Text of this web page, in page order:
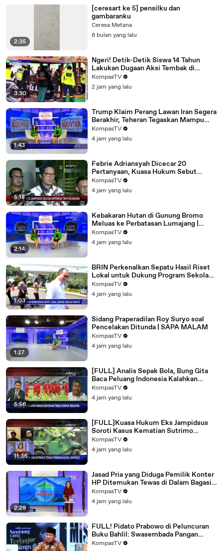
2:35
[ceresart ke 5] pensilku dan
gambaranku
Ceresa Metana
6 bulan yang lalu
3:30
Ngeri! Detik-Detik Siswa 14 Tahun
Lakukan Dugaan Aksi Tembak di
Sekolah, Siswa Berlarian
KompasTV
2 jam yang lalu
1:43
Trump Klaim Perang Lawan Iran Segera
Berakhir, Teheran Tegaskan Mampu
Hadapi Tekanan AS!
KompasTV
4 jam yang lalu
5:18
Febrie Adriansyah Dicecar 20
Pertanyaan, Kuasa Hukum Sebut
Pemeriksaan Fokus pada Kasus TPPU
KompasTV
4 jam yang lalu
2:14
Kebakaran Hutan di Gunung Bromo
Meluas ke Perbatasan Lumajang |
SAPA MALAM
KompasTV
4 jam yang lalu
1:03
BRIN Perkenalkan Sepatu Hasil Riset
Lokal untuk Dukung Program Sekolah
Rakyat | SAPA MALAM
KompasTV
4 jam yang lalu
1:27
Sidang Praperadilan Roy Suryo soal
Pencelakan Ditunda | SAPA MALAM
KompasTV
4 jam yang lalu
5:56
[FULL] Analis Sepak Bola, Bung Gita
Baca Peluang Indonesia Kalahkan
Singapura di Piala AFF
KompasTV
4 jam yang lalu
11:36
[FULL]Kuasa Hukum Eks Jampidsus
Soroti Kasus Kematian Sutrimo
Ditengah Pemeriksaan Febrie
Adriansyah
KompasTV
4 jam yang lalu
2:29
Jasad Pria yang Diduga Pemilik Konter
HP Ditemukan Tewas di Dalam Bagasi
Mobil | BERITA UTAMA
KompasTV
4 jam yang lalu
FULL! Pidato Prabowo di Peluncuran
Buku Bahlil: Swasembada Pangan
Hingga Danantara Naik 400%
KompasTV